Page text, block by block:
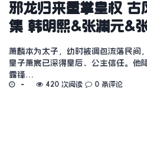
邪龙归来重掌皇权 古
集 韩明熙&张渊元&
萧麟本为太子，幼时被调包流落民间
皇子萧宸已深得皇后、公主信任。他
露锋…
420 次阅读 0 条评论